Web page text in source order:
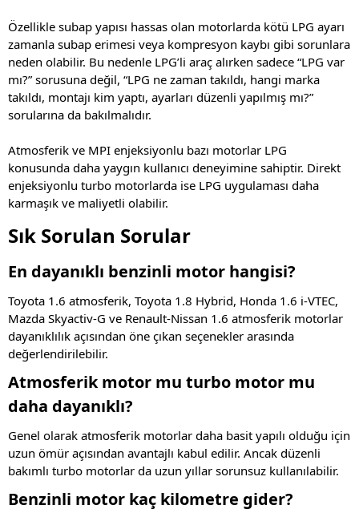
Özellikle subap yapısı hassas olan motorlarda kötü LPG ayarı
zamanla subap erimesi veya kompresyon kaybı gibi sorunlara
neden olabilir. Bu nedenle LPG’li araç alırken sadece “LPG var
mı?” sorusuna değil, “LPG ne zaman takıldı, hangi marka
takıldı, montajı kim yaptı, ayarları düzenli yapılmış mı?”
sorularına da bakılmalıdır.
Atmosferik ve MPI enjeksiyonlu bazı motorlar LPG
konusunda daha yaygın kullanıcı deneyimine sahiptir. Direkt
enjeksiyonlu turbo motorlarda ise LPG uygulaması daha
karmaşık ve maliyetli olabilir.
Sık Sorulan Sorular
En dayanıklı benzinli motor hangisi?
Toyota 1.6 atmosferik, Toyota 1.8 Hybrid, Honda 1.6 i-VTEC,
Mazda Skyactiv-G ve Renault-Nissan 1.6 atmosferik motorlar
dayanıklılık açısından öne çıkan seçenekler arasında
değerlendirilebilir.
Atmosferik motor mu turbo motor mu
daha dayanıklı?
Genel olarak atmosferik motorlar daha basit yapılı olduğu için
uzun ömür açısından avantajlı kabul edilir. Ancak düzenli
bakımlı turbo motorlar da uzun yıllar sorunsuz kullanılabilir.
Benzinli motor kaç kilometre gider?